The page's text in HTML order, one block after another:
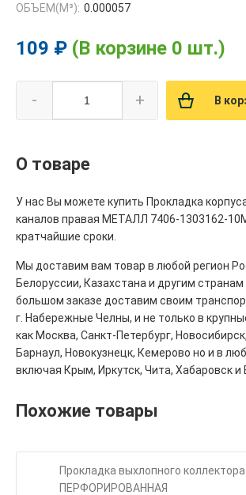
ОБЪЕМ(M³): 0.000057
109 ₽ (В корзине 0 шт.)
- + В
О товаре
У нас Вы можете купить Прокладка
каналов правая МЕТАЛЛ 7406-1303162-
кратчайшие сроки.
Мы доставим вам товар в любой регион
Белоруссии, Казахстана и другим странам
большом заказе доставим своим
г. Набережные Челны, и не только в
как Москва, Санкт-Петербург,
Барнаул, Новокузнецк, Кемерово но и в
включая Крым, Иркутск, Чита, Хабаровск и
Похожие товары
Прокладка выхлопного коллектора
ПЕРФОРИРОВАННАЯ